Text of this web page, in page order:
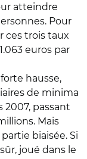
atteindre
Pour
ces trois taux
euros par
hausse,
de minima
passant
Mais
biaisée. Si
joué dans le